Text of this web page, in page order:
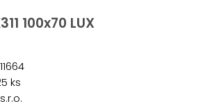
100x70 LUX
ks